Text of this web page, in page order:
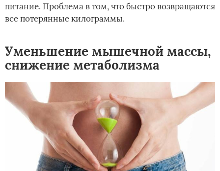
питание. Проблема в том, что быстро возвращаются
все потерянные килограммы.
Уменьшение мышечной массы,
снижение метаболизма